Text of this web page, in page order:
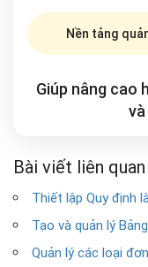
Nền tảng
Giúp nâng cao
Bài viết liên quan
Thiết lập Quy định
Tạo và quản lý
Quản lý các loại đơn